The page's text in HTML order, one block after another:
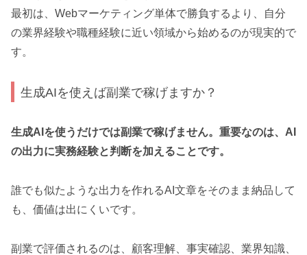
最初は、Webマーケティング単体で勝負するより、自分
の業界経験や職種経験に近い領域から始めるのが現実的で
す。
生成AIを使えば副業で稼げますか？
生成AIを使うだけでは副業で稼げません。重要なのは、AI
の出力に実務経験と判断を加えることです。
誰でも似たような出力を作れるAI文章をそのまま納品して
も、価値は出にくいです。
副業で評価されるのは、顧客理解、事実確認、業界知識、